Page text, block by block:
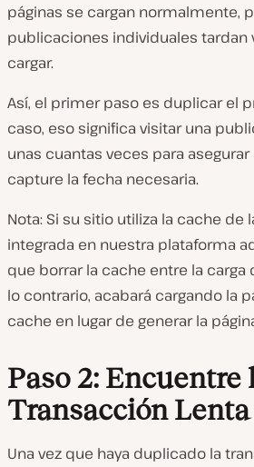
páginas se cargan normalmente,
publicaciones individuales tardan
cargar.
Así, el primer paso es duplicar el
caso, eso significa visitar una
unas cuantas veces para
capture la fecha necesaria.
Nota: Si su sitio utiliza la cache de
integrada en nuestra plataforma
que borrar la cache entre la carga
lo contrario, acabará cargando la
cache en lugar de generar la
Paso 2: Encuentre
Transacción Lenta
Una vez que haya duplicado la